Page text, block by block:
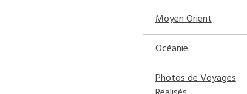
Moyen Orient
Océanie
Photos de Voyages